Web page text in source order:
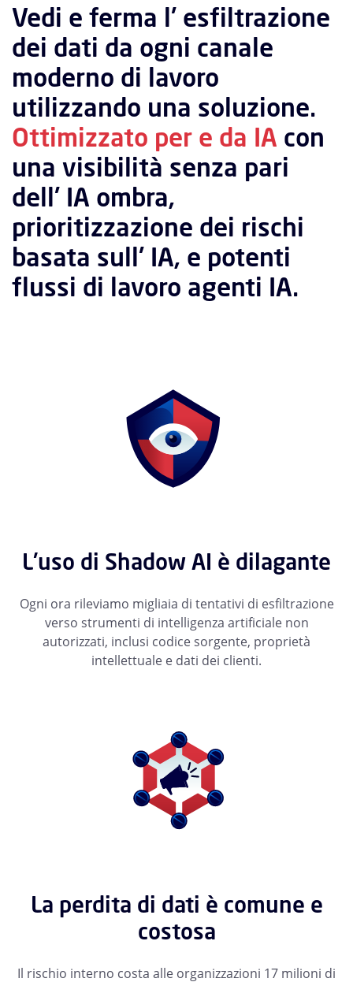
Vedi e ferma l' esfiltrazione
dei dati da ogni canale
moderno di lavoro
utilizzando una soluzione.
Ottimizzato per e da IA con
una visibilità senza pari
dell' IA ombra,
prioritizzazione dei rischi
basata sull' IA, e potenti
flussi di lavoro agenti IA.
L'uso di Shadow AI è dilagante
Ogni ora rileviamo migliaia di tentativi di esfiltrazione
verso strumenti di intelligenza artificiale non
autorizzati, inclusi codice sorgente, proprietà
intellettuale e dati dei clienti.
La perdita di dati è comune e
costosa
Il rischio interno costa alle organizzazioni 17 milioni di